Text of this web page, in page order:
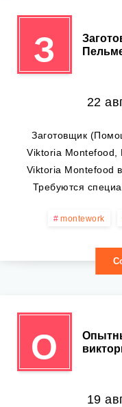
З
22
Заготовщик
Viktoria Montefood,
Viktoria Montefood
Требуются
montework
О
19